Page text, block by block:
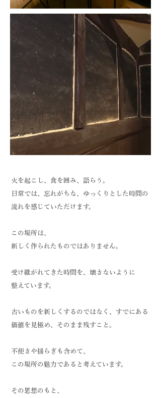
火を起こし、食を囲み、語らう。
​日常では、忘れがちな、ゆっくりとした時間の
流れを感じていただけます。
この場所は、
新しく作られたものではありません。
受け継がれてきた時間を、壊さないように
整えています。
古いものを新しくするのではなく、すでにある
価値を見極め、そのまま残すこと。
不便さや揺らぎも含めて、
この場所の魅力であると考えています。
​その思想のもと、